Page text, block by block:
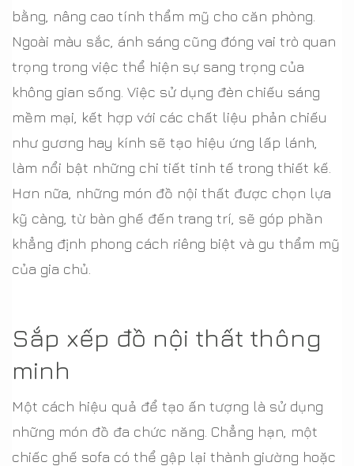
bằng, nâng cao tính thẩm mỹ cho căn phòng.
Ngoài màu sắc, ánh sáng cũng đóng vai trò quan
trọng trong việc thể hiện sự sang trọng của
không gian sống. Việc sử dụng đèn chiếu sáng
mềm mại, kết hợp với các chất liệu phản chiếu
như gương hay kính sẽ tạo hiệu ứng lấp lánh,
làm nổi bật những chi tiết tinh tế trong thiết kế.
Hơn nữa, những món đồ nội thất được chọn lựa
kỹ càng, từ bàn ghế đến trang trí, sẽ góp phần
khẳng định phong cách riêng biệt và gu thẩm mỹ
của gia chủ.
Sắp xếp đồ nội thất thông
minh
Một cách hiệu quả để tạo ấn tượng là sử dụng
những món đồ đa chức năng. Chẳng hạn, một
chiếc ghế sofa có thể gập lại thành giường hoặc